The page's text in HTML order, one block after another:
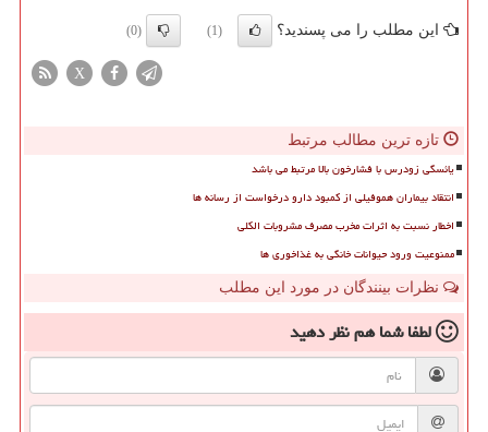
این مطلب را می پسندید؟ (1)
(0)
X
تازه ترین مطالب مرتبط
یائسگی زودرس با فشارخون بالا مرتبط می باشد
انتقاد بیماران هموفیلی از کمبود دارو درخواست از رسانه ها
اخطار نسبت به اثرات مخرب مصرف مشروبات الکلی
ممنوعیت ورود حیوانات خانگی به غذاخوری ها
نظرات بینندگان در مورد این مطلب
لطفا شما همنظر دهید